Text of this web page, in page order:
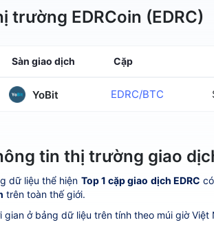
trường EDRCoin (EDRC)
Sàn giao dịch Cặp
YoBit EDRC/BTC
tin thị trường giao
dữ liệu thể hiện Top 1 cặp giao dịch EDRC
trên toàn thế giới.
gian ở bảng dữ liệu trên tính theo múi giờ